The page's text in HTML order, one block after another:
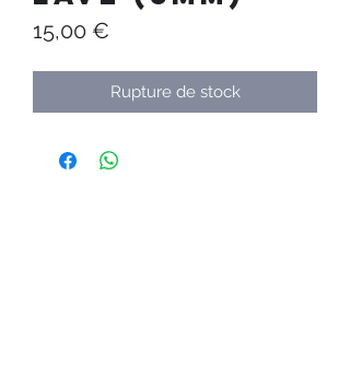
15,00 €
Rupture de stock